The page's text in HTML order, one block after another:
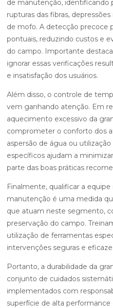
de manutenção, identificando
rupturas das fibras,
de mofo. A detecção precoce
pontuais, reduzindo custos e
do campo. Importante
ignorar essas verificações
e insatisfação dos usuários.
Além disso, o controle de
vem ganhando atenção. Em
aquecimento excessivo da
comprometer o conforto dos
aspersão de água ou
específicos ajudam a
parte das boas práticas
Finalmente, qualificar a equipe
manutenção é uma medida
que atuam neste segmento,
preservação do campo.
utilização de ferramentas
intervenções seguras e
Portanto, a durabilidade da
conjunto de cuidados
implementados com
superfície de alta